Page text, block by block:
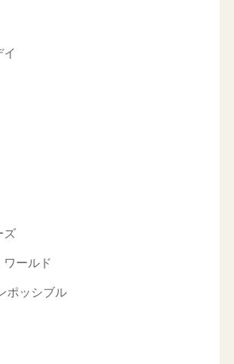
イ
ズ
ワールド
ポッシブル